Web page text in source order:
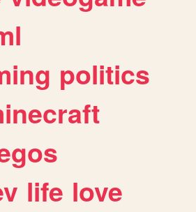
politics
life love